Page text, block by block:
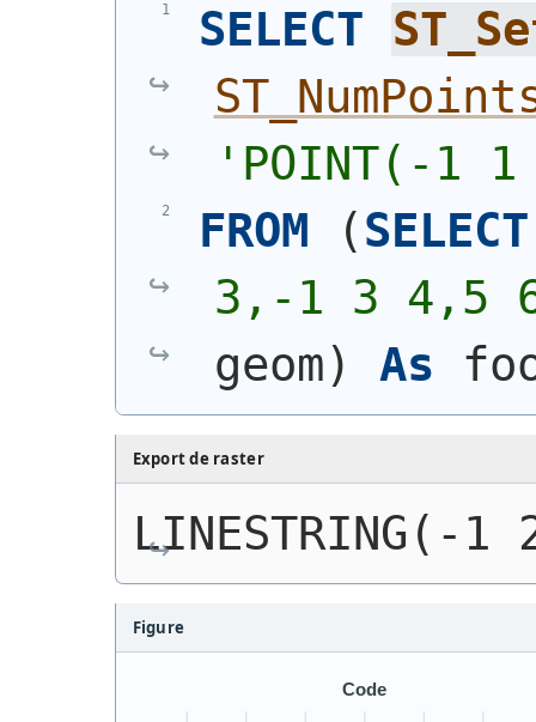
SELECT
' POINT(-1
FROM
(SELECT
3,-1 3 4,5
geom) As
Export de raster
Figure